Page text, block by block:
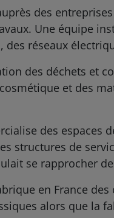
des
Une équipe
des réseaux
des déchets et
et des
des espaces
structures de
se rapprocher
en France
alors que la